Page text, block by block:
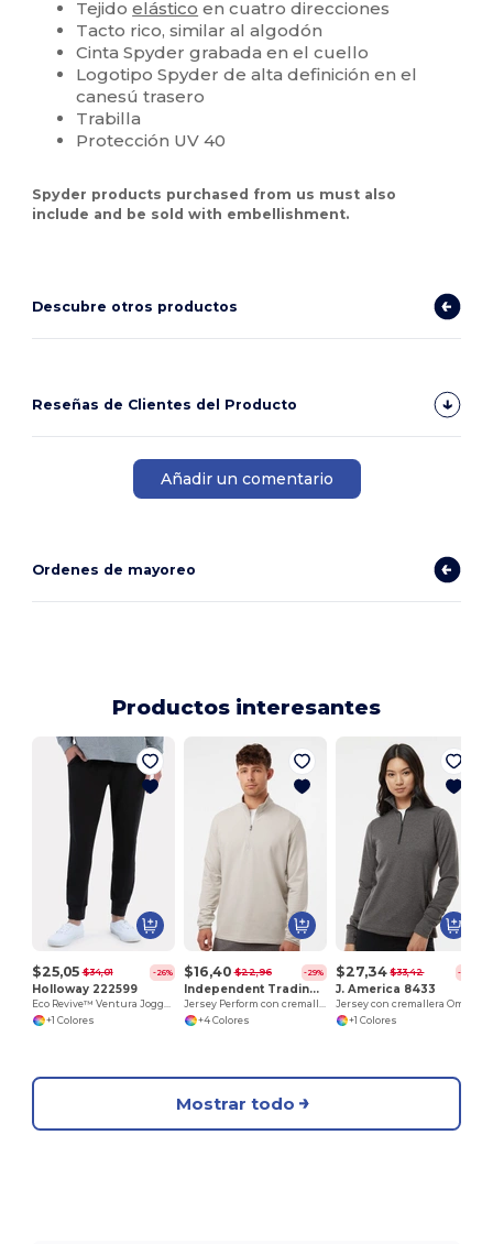
Tejidoelástico en cuatro direcciones
Tacto rico, similar al algodón
Cinta Spyder grabada en el cuello
Logotipo Spyder de alta definición en el
canesú trasero
Trabilla
Protección UV 40
Spyder products purchased from us must also
include and be sold with embellishment.
Descubre otros productos
Reseñas de Clientes del Producto
Añadir un comentario
Ordenes de mayoreo
Productos interesantes
$25,05 $34,01 -26%
Holloway 222599
Eco Revive™ Ventura Joggers de punto suave
+1 Colores
$16,40 $22,96 -29%
Independent Trading Co. EXP20PQ
Jersey Perform con cremallera
+4 Colores
$27,34 $33,42 -18%
J. America 8433
+1 Colores
Mostrar todo